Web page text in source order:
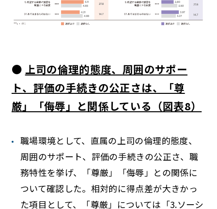
● 上司の倫理的態度、周囲のサポー
ト、評価の手続きの公正さは、「尊
厳」「侮辱」と関係している（図表8）
職場環境として、直属の上司の倫理的態度、
周囲のサポート、評価の手続きの公正さ、職
務特性を挙げ、「尊厳」「侮辱」との関係に
ついて確認した。相対的に得点差が大きかっ
た項目として、「尊厳」については「3.ソーシ